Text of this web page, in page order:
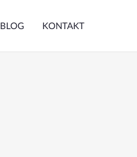
BLOG KONTAKT